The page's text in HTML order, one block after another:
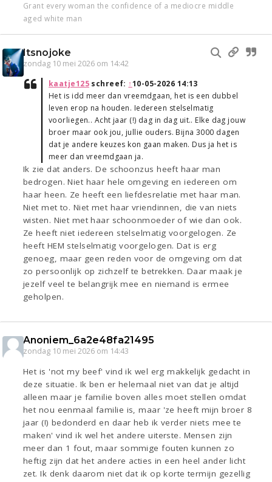
Grant every woman the confidence of a mediocre middle
aged white man
Itsnojoke
zondag 10 mei 2026 om 14:42
kaatje125schreef: ↑10-05-2026 14:13
Het is idd meer dan vreemdgaan, het is een dubbel
leven erop na houden. Iedereen stelselmatig
voorliegen.. Acht jaar (!) dag in dag uit.. Elke dag jouw
broer maar ook jou, jullie ouders. Bijna 3000 dagen
dat je andere keuzes kon gaan maken. Dus ja het is
meer dan vreemdgaan ja.
Ik zie dat anders. De schoonzus heeft haar man
bedrogen. Niet haar hele omgeving en iedereen om
haar heen. Ze heeft een liefdesrelatie met haar man.
Niet met to. Niet met haar vriendinnen, die van niets
wisten. Niet met haar schoonmoeder of wie dan ook.
Ze heeft niet iedereen stelselmatig voorgelogen. Ze
heeft HEM stelselmatig voorgelogen. Dat is erg
genoeg, maar geen reden voor de omgeving om dat
zo persoonlijk op zichzelf te betrekken. Daar maak je
jezelf veel te belangrijk mee en niemand is ermee
geholpen.
Anoniem_6a2e48fa21495
zondag 10 mei 2026 om 14:43
Het is 'not my beef' vind ik wel erg makkelijk gedacht in
deze situatie. Ik ben er helemaal niet van dat je altijd
alleen maar je familie boven alles moet stellen omdat
het nou eenmaal familie is, maar 'ze heeft mijn broer 8
jaar (!) bedonderd en daar heb ik verder niets mee te
maken' vind ik wel het andere uiterste. Mensen zijn
meer dan 1 fout, maar sommige fouten kunnen zo
heftig zijn dat het andere acties in een heel ander licht
zet. Ik denk daarom niet dat ik op korte termijn gezellig